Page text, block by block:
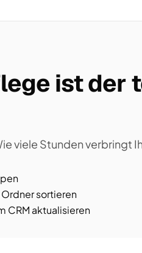
ist der
viele Stunden verbringt
sortieren
CRM aktualisieren